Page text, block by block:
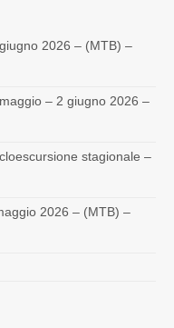
2026 – (MTB) –
– 2 giugno 2026 –
stagionale –
2026 – (MTB) –